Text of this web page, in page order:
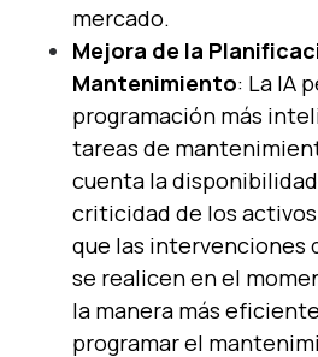
mercado.
Mejora de la
Mantenimiento: La IA
programación más
tareas de
cuenta la
criticidad de los
que las intervenciones
se realicen en el
la manera más
programar el